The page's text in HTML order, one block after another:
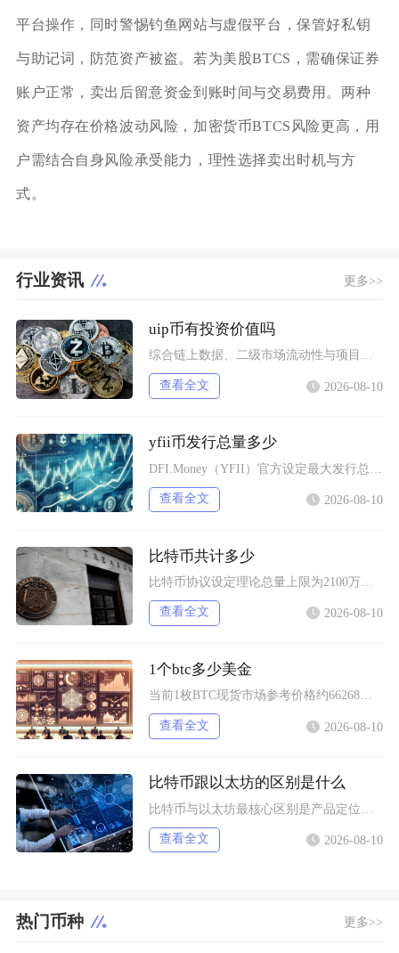
平台操作，同时警惕钓鱼网站与虚假平台，保管好私钥
与助记词，防范资产被盗。若为美股BTCS，需确保证券
账户正常，卖出后留意资金到账时间与交易费用。两种
资产均存在价格波动风险，加密货币BTCS风险更高，用
户需结合自身风险承受能力，理性选择卖出时机与方
式。
行业资讯 更多>>
uip币有投资价值吗
综合链上数据、二级市场流动性与项目落地现状UIP币（未来版权UnlimitedIP）几乎不
查看全文 2026-08-10
yfii币发行总量多少
查看全文 2026-08-10
比特币共计多少
查看全文 2026-08-10
1个btc多少美金
当前1枚BTC现货市场参考价格约66268美元，该价格为综合多家主流交易平台加权形成的市场
查看全文 2026-08-10
比特币跟以太坊的区别是什么
查看全文 2026-08-10
热门币种 更多>>